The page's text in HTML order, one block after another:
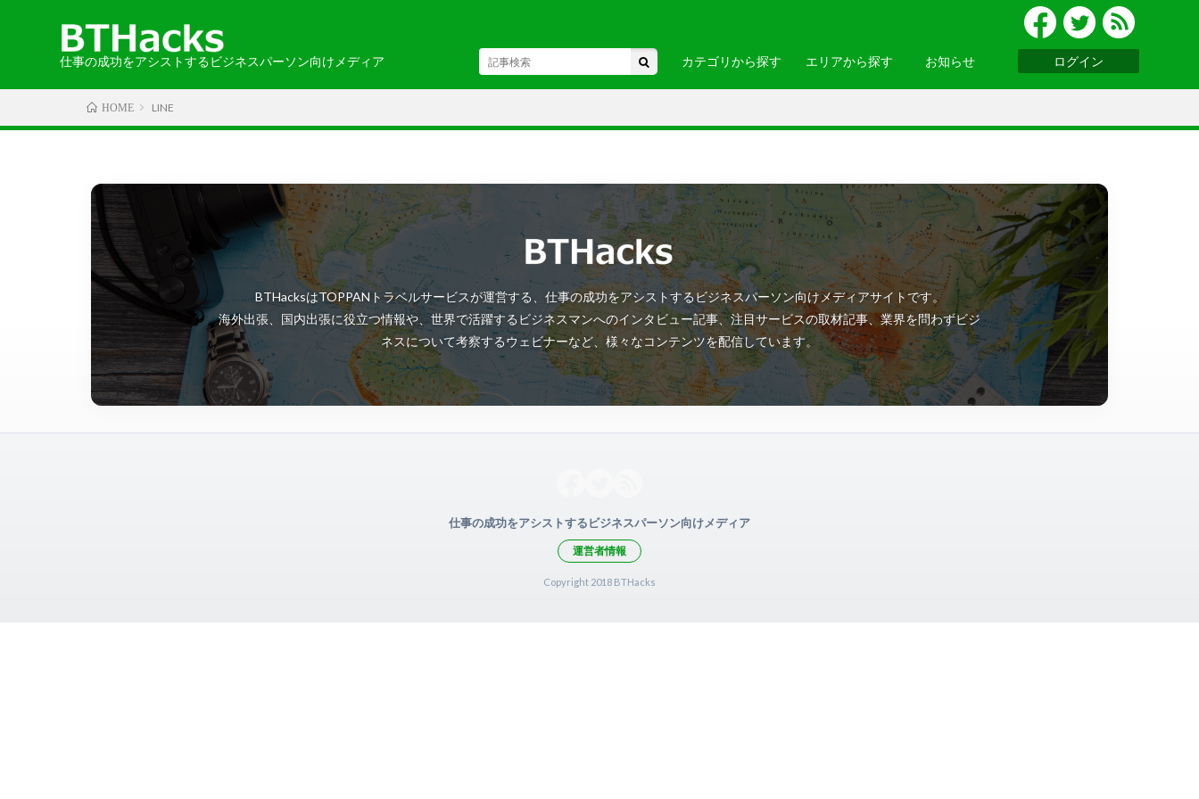
仕事の成功をアシストするビジネスパーソン向けメディア カテゴリから探す
カテゴリから探す 語学 駅・空港 お土産・グルメ 便利ツール
エリアから探す
エリアから探す ・北海道・東北 ・関東 ・中部・北陸 ・関西
・中国・四国 ・九州・沖縄 ・ヨーロッパ ・アジア
・北アメリカ ・アフリカ ・オセアニア ・南アメリカ
お知らせ
お知らせ 2024-05-30
ログイン
HOME LINE
BTHacksはTOPPANトラベルサービスが運営する、仕事の成功をアシストするビジネスパーソン向けメディアサイトです。
海外出張、国内出張に役立つ情報や、世界で活躍するビジネスマンへのインタビュー記事、注目サービスの取材記事、業界を問わずビジ
ネスについて考察するウェビナーなど、様々なコンテンツを配信しています。
仕事の成功をアシストするビジネスパーソン向けメディア
運営者情報
Copyright 2018 BTHacks